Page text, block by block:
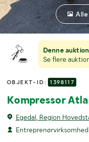
Denne
Se flere
OBJEKT-ID: 1398117
Kompressor
Egedal, Region
Entreprenørvirksomhed